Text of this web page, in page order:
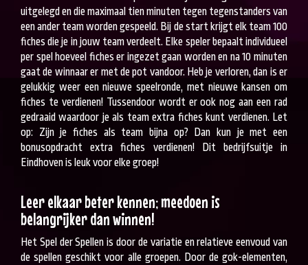
uitgelegd en die maximaal tien minuten tegen tegenstanders van
een ander team worden gespeeld. Bij de start krijgt elk team 100
fiches die je in jouw team verdeelt. Elke speler bepaalt individueel
per spel hoeveel fiches er ingezet gaan worden en na 10 minuten
gaat de winnaar er met de pot vandoor. Heb je verloren, dan is er
gelukkig weer een nieuwe speelronde, met nieuwe kansen om
fiches te verdienen! Tussendoor wordt er ook nog aan een rad
gedraaid waardoor je als team extra fiches kunt verdienen. Let
op: Zijn je fiches als team bijna op? Dan kun je met een
bonusopdracht extra fiches verdienen! Dit bedrijfsuitje in
Eindhoven is leuk voor elke groep!
Leer elkaar beter kennen; meedoen is
belangrijker dan winnen!
Het Spel der Spellen is door de variatie en relatieve eenvoud van
de spellen geschikt voor alle groepen. Door de gok-elementen,